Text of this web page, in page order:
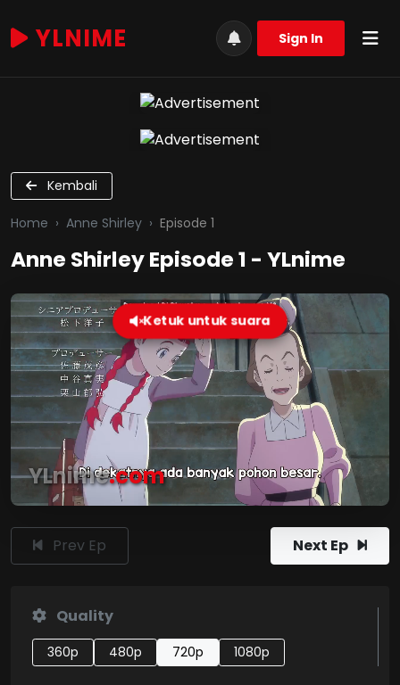
YLNIME Sign In
Kembali
Home Anne Shirley Episode 1
Anne Shirley Episode 1 - YLnime
YLnime.com
Ketuk untuk suara
Prev Ep Next Ep
Quality
360p 480p 720p 1080p